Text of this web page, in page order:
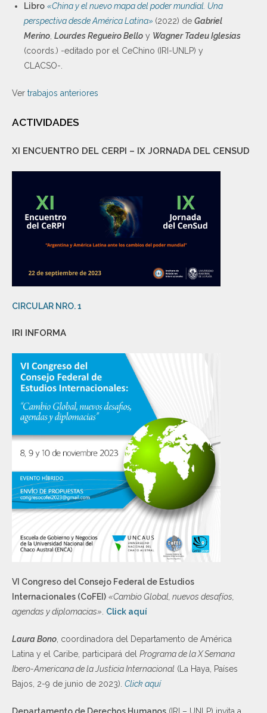
Libro «China y el nuevo mapa del poder mundial. Una
perspectiva desde América Latina» (2022) de Gabriel
Merino Lourdes Regueiro Bello y Wagner Tadeu Iglesias
(coords.) -editado por el CeChino (IRI-UNLP) y
CLACSO-.
Ver trabajos anteriores
ACTIVIDADES
XI ENCUENTRO DEL CERPI – IX JORNADA DEL CENSUD
CIRCULAR NRO. 1
IRI INFORMA
VI Congreso del Consejo Federal de Estudios
Internacionales (CoFEI) «Cambio Global, nuevos desafíos,
agendas y diplomacias» Click aquí
Laura Bono , coordinadora del Departamento de América
Latina y el Caribe, participará del Programa de la X Semana
Ibero-Americana de la Justicia Internacional (La Haya, Países
Bajos, 2-9 de junio de 2023). Click aquí
Departamento de Derechos Humanos (IRI – UNLP) invita a